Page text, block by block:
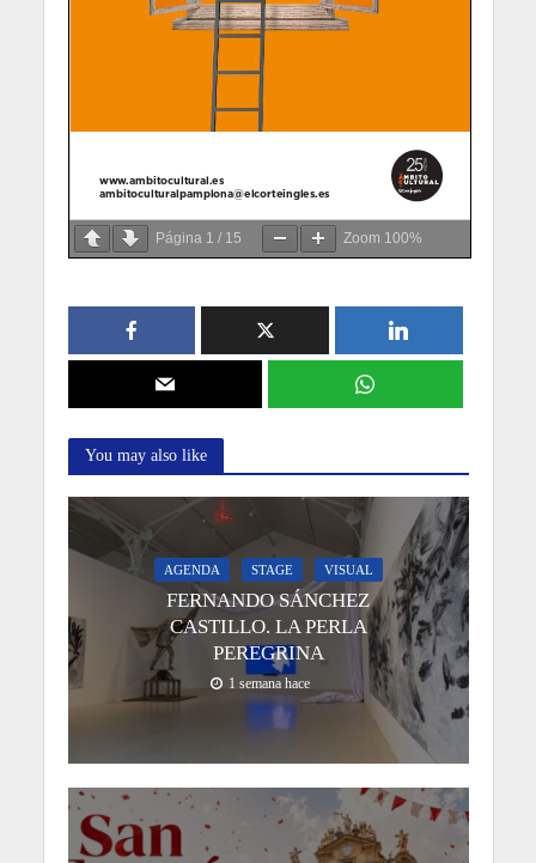
Página 1 / 15 Zoom 100%
You may also like
AGENDA STAGE VISUAL
FERNANDO SÁNCHEZ
CASTILLO. LA PERLA
PEREGRINA
1 semana hace